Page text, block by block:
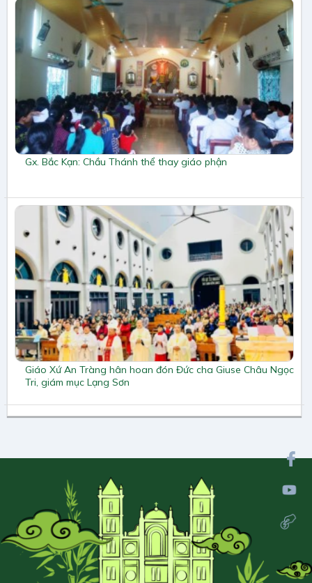
Gx. Bắc Kạn: Chầu Thánh thể thay giáo phận
Giáo Xứ An Tràng hân hoan đón Đức cha Giuse Châu Ngọc
Tri, giám mục Lạng Sơn